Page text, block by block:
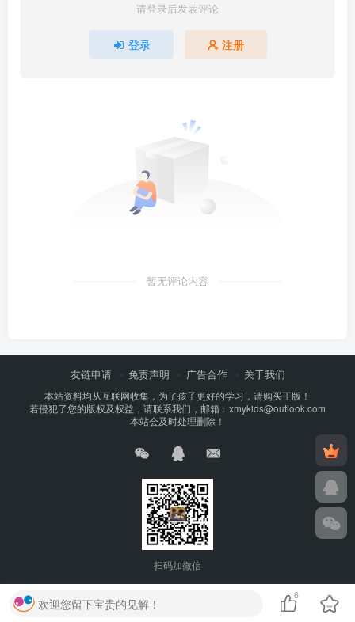
请登录后发表评论
登录 注册
暂无评论内容
友链申请 免责声明 广告合作 关于我们
本站资料均从互联网收集，为了孩子更好的学习，请购买正版！
若侵犯了您的版权及权益，请联系我们，邮箱：xmykids@outlook.com
本站会及时处理删除！
扫码加微信
欢迎您留下宝贵的见解！
6